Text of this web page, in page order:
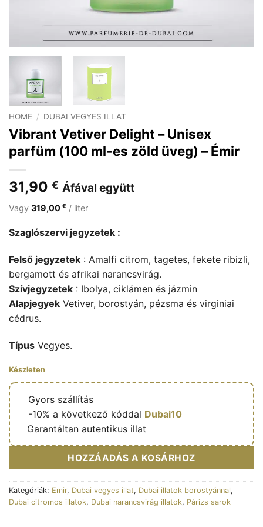
HOME / DUBAI VEGYES ILLAT
Vibrant Vetiver Delight – Unisex
parfüm (100 ml-es zöld üveg) – Émir
31,90 € Áfával együtt
Vagy 319,00 € / liter
Szaglószervi jegyzetek :
Felső jegyzetek : Amalfi citrom, tagetes, fekete ribizli,
bergamott és afrikai narancsvirág.
Szívjegyzetek : Ibolya, ciklámen és jázmin
Alapjegyek Vetiver, borostyán, pézsma és virginiai
cédrus.
Típus Vegyes.
Készleten
Gyors szállítás
-10% a következő kóddal Dubai10
Garantáltan autentikus illat
HOZZÁADÁS A KOSÁRHOZ
Kategóriák: Emir, Dubai vegyes illat, Dubai illatok borostyánnal,
Dubai citromos illatok, Dubai narancsvirág illatok, Párizs sarok